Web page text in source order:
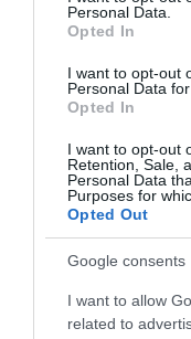
Personal Data.
Opted In
I want to opt-out
Personal Data
Opted In
I want to opt-out
Retention, Sale,
Personal Data
Purposes for
Opted Out
Google consents
I want to allow
related to
TURISMO GRUPO
Comentários
Últimas
PRODUTOS E MARCAS